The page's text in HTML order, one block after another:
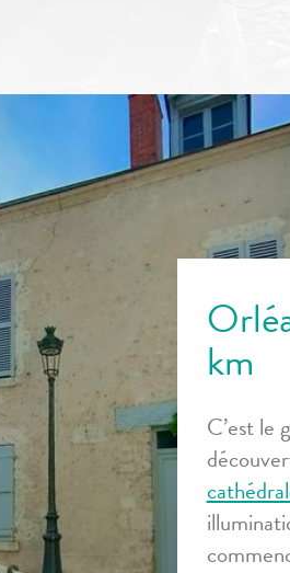
km
C’est le